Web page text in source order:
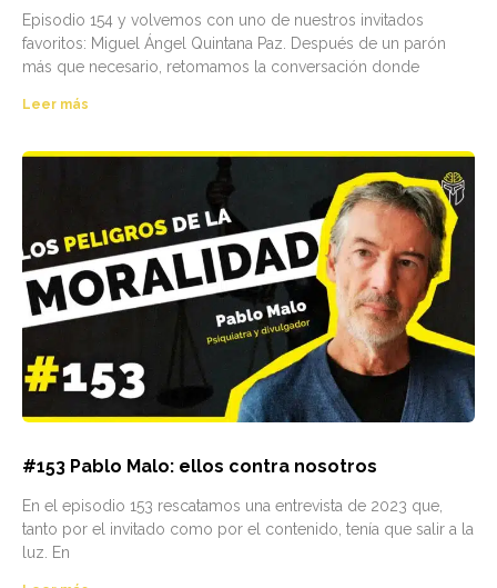
Episodio 154 y volvemos con uno de nuestros invitados
favoritos: Miguel Ángel Quintana Paz. Después de un parón
más que necesario, retomamos la conversación donde
Leer más
#153 Pablo Malo: ellos contra nosotros
En el episodio 153 rescatamos una entrevista de 2023 que,
tanto por el invitado como por el contenido, tenía que salir a la
luz. En